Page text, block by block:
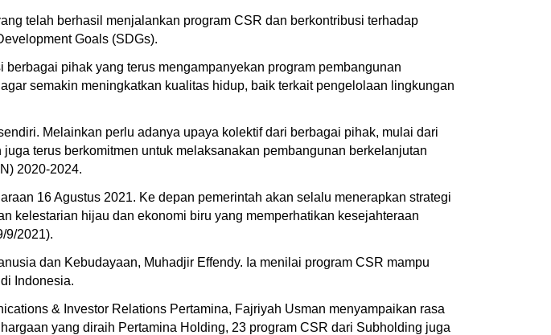
telah berhasil menjalankan program CSR dan berkontribusi terhadap
Goals (SDGs).
pihak yang terus mengampanyekan program pembangunan
semakin meningkatkan kualitas hidup, baik terkait pengelolaan lingkungan
Melainkan perlu adanya upaya kolektif dari berbagai pihak, mulai dari
terus berkomitmen untuk melaksanakan pembangunan berkelanjutan
2020-2024.
16 Agustus 2021. Ke depan pemerintah akan selalu menerapkan strategi
kelestarian hijau dan ekonomi biru yang memperhatikan kesejahteraan
9/2021).
dan Kebudayaan, Muhadjir Effendy. Ia menilai program CSR mampu
Indonesia.
& Investor Relations Pertamina, Fajriyah Usman menyampaikan rasa
yang diraih Pertamina Holding, 23 program CSR dari Subholding juga